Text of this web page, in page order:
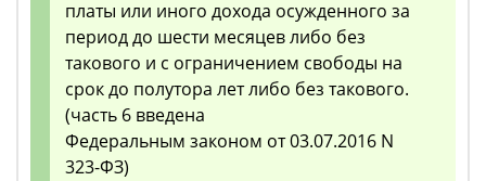
платы или иного дохода осужденного за
период до шести месяцев либо без
такового и с ограничением свободы на
срок до полутора лет либо без такового.
(часть 6 введена
Федеральным законом от 03.07.2016 N
323-ФЗ)